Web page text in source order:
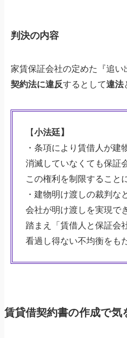
判決の内容
家賃保証会社の定めた『追い
契約法に違反するとして違法
【小法廷】
・条項により賃借人が建
消滅していなくても保証
この権利を制限すること
・建物明け渡しの裁判な
会社が明け渡しを実現で
踏まえ「賃借人と保証会
看過し得ない不均衡をも
賃貸借契約書の作成で気